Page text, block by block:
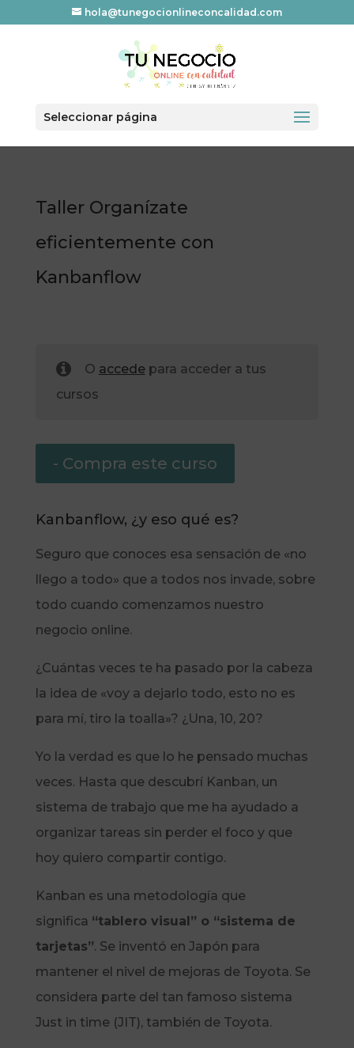
hola@tunegocionlineconcalidad.com
Seleccionar página
Taller Organízate
eficientemente con
Kanbanflow
O accedepara acceder a tus
cursos
- Compra este curso
Kanbanflow, ¿y eso qué es?
Seguro que conoces esa sensación de «no
llego a todo» que a todos nos invade, sobre
todo cuando comenzamos nuestro
negocio online.
¿Cuántas veces te ha pasado por la cabeza
la idea de «voy a dejarlo todo, esto no es
para mí, tiro la toalla»? ¿Una, 10, 20?
Yo la verdad es que lo he pensado muchas
veces. Hasta que descubrí Kanban, un
sistema de trabajo que me ha ayudado a
organizar tareas sin perder el foco y que
hoy quiero compartir contigo.
Kanban es una metodología que
significa “tablero visual” o “sistema de
tarjetas”. Se inventó en Japón para
mantener el nivel de mejoras de Toyota. Se
considera parte del tan famoso sistema
Just in time (JIT), también de Toyota.